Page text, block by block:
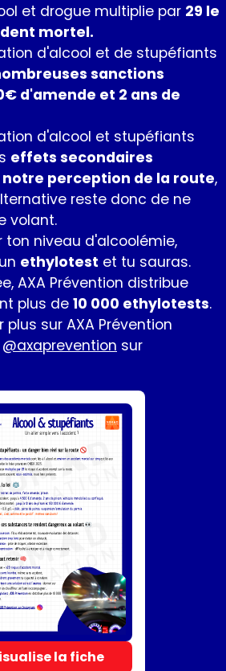
la fiche
et drogue multiplie par 29 le
mortel.
d'alcool et de stupéfiants
sanctions
d'amende et 2 ans de
d'alcool et stupéfiants
effets secondaires
perception de la route,
reste donc de ne
volant.
ton niveau d'alcoolémie,
ethylotest et tu sauras.
AXA Prévention distribue
plus de 10 000 ethylotests.
plus sur AXA Prévention
@axaprevention sur